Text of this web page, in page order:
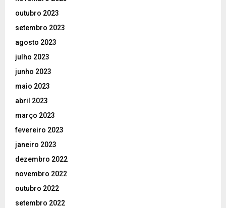
outubro 2023
setembro 2023
agosto 2023
julho 2023
junho 2023
maio 2023
abril 2023
março 2023
fevereiro 2023
janeiro 2023
dezembro 2022
novembro 2022
outubro 2022
setembro 2022